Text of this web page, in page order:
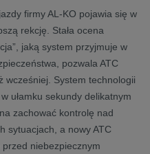
firmy AL-KO pojawia się w
rekcję. Stała ocena
jaką system przyjmuje w
pozwala ATC
wcześniej. System technologii
ułamku sekundy delikatnym
zachować kontrolę nad
sytuacjach, a nowy ATC
niebezpiecznym